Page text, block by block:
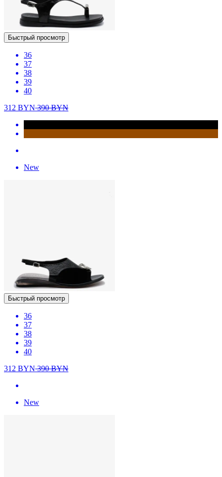
Быстрый просмотр
36
37
38
39
40
312 BYN390BYN
New
Быстрый просмотр
36
37
38
39
40
312 BYN390BYN
New